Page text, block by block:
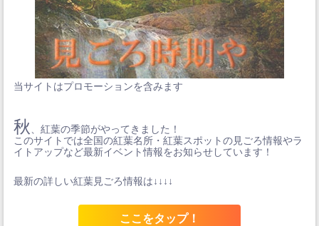
当サイトはプロモーションを含みます
秋
、紅葉の季節がやってきました！
このサイトでは全国の紅葉名所・紅葉スポットの見ごろ情報やラ
イトアップなど最新イベント情報をお知らせしています！
最新の詳しい紅葉見ごろ情報は↓↓↓↓
ここをタップ！